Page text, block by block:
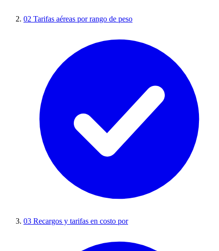
02 Tarifas aéreas por rango de peso
03 Recargos y tarifas en costo por